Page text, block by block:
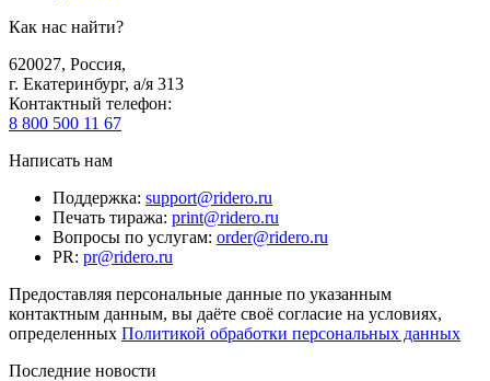
Как нас найти?
620027, Россия,
г. Екатеринбург, а/я 313
Контактный телефон:
8 800 500 11 67
Написать нам
Поддержка: support@ridero.ru
Печать тиража: print@ridero.ru
Вопросы по услугам: order@ridero.ru
PR: pr@ridero.ru
Предоставляя персональные данные по указанным
контактным данным, вы даёте своё согласие на условиях,
определенных Политикой обработки персональных данных
Последние новости